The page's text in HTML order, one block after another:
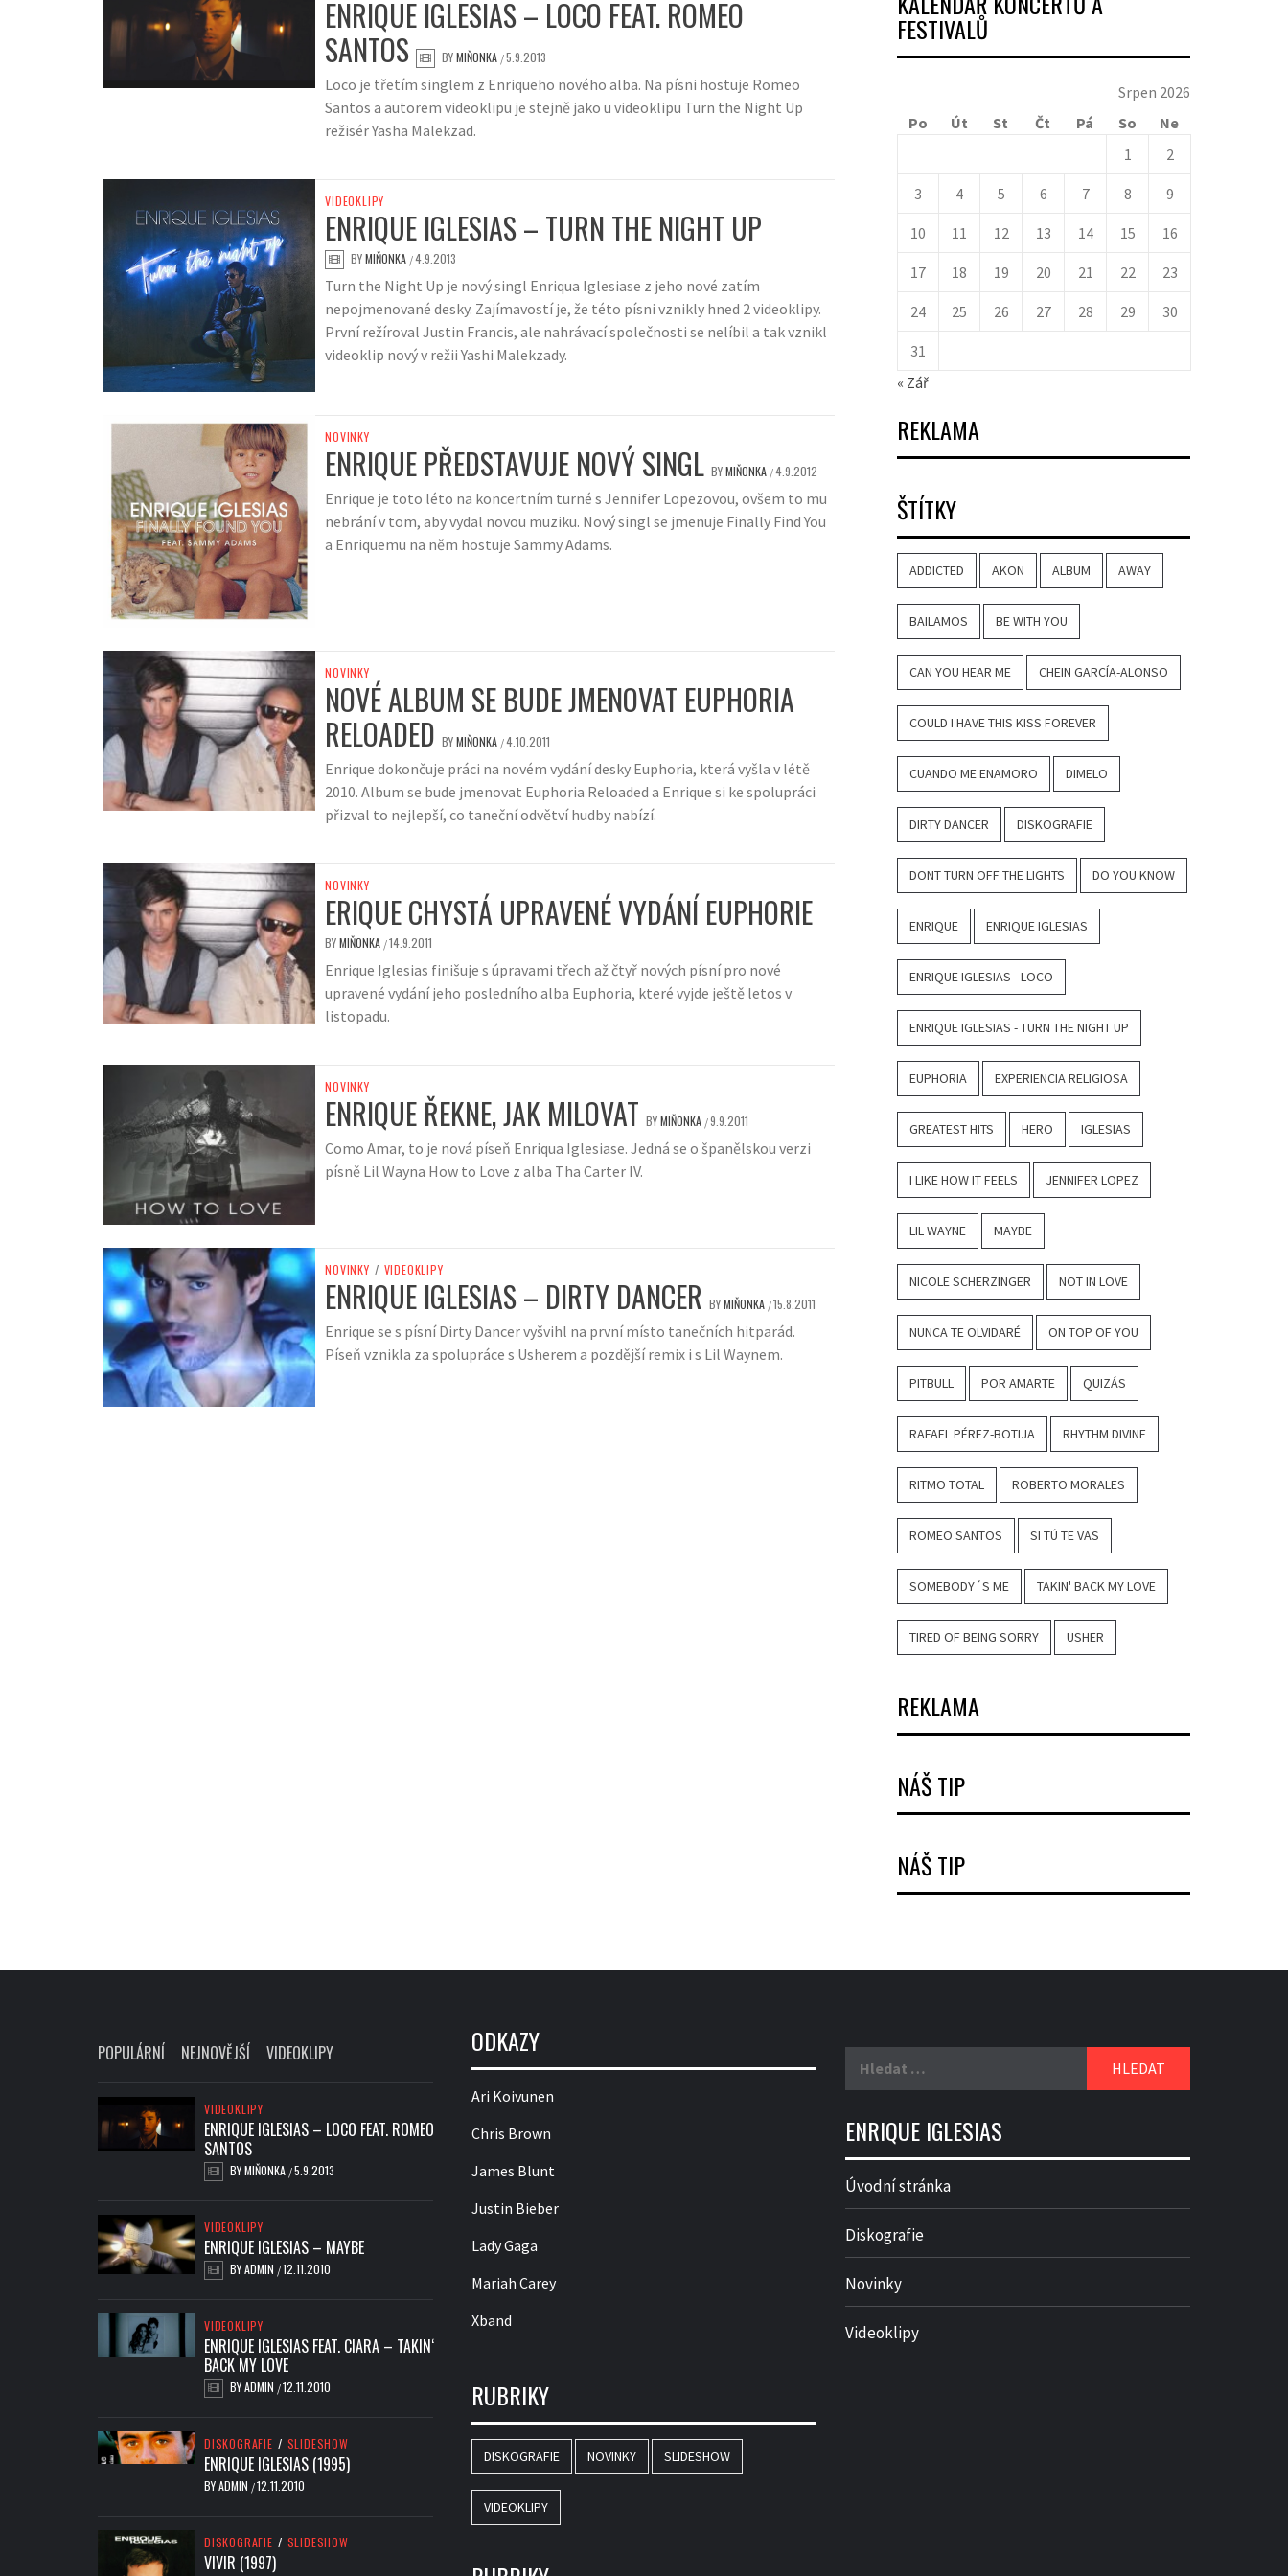
ENRIQUE IGLESIAS – LOCO FEAT. ROMEO
SANTOS
BYMIŇONKA /5.9.2013
Loco je třetím singlem z Enriqueho nového alba. Na písni hostuje Romeo
Santos a autorem videoklipu je stejně jako u videoklipu Turn the Night Up
režisér Yasha Malekzad.
VIDEOKLIPY
ENRIQUE IGLESIAS – TURN THE NIGHT UP
BYMIŇONKA /4.9.2013
Turn the Night Up je nový singl Enriqua Iglesiase z jeho nové zatím
nepojmenované desky. Zajímavostí je, že této písni vznikly hned 2 videoklipy.
První režíroval Justin Francis, ale nahrávací společnosti se nelíbil a tak vznikl
videoklip nový v režii Yashi Malekzady.
NOVINKY
ENRIQUE PŘEDSTAVUJE NOVÝ SINGL BYMIŇONKA /4.9.2012
Enrique je toto léto na koncertním turné s Jennifer Lopezovou, ovšem to mu
nebrání v tom, aby vydal novou muziku. Nový singl se jmenuje Finally Find You
a Enriquemu na něm hostuje Sammy Adams.
NOVINKY
NOVÉ ALBUM SE BUDE JMENOVAT EUPHORIA
RELOADED BYMIŇONKA /4.10.2011
Enrique dokončuje práci na novém vydání desky Euphoria, která vyšla v létě
2010. Album se bude jmenovat Euphoria Reloaded a Enrique si ke spolupráci
přizval to nejlepší, co taneční odvětví hudby nabízí.
NOVINKY
ERIQUE CHYSTÁ UPRAVENÉ VYDÁNÍ EUPHORIE
BYMIŇONKA /14.9.2011
Enrique Iglesias finišuje s úpravami třech až čtyř nových písní pro nové
upravené vydání jeho posledního alba Euphoria, které vyjde ještě letos v
listopadu.
NOVINKY
ENRIQUE ŘEKNE, JAK MILOVAT BYMIŇONKA /9.9.2011
Como Amar, to je nová píseň Enriqua Iglesiase. Jedná se o španělskou verzi
písně Lil Wayna How to Love z alba Tha Carter IV.
NOVINKY / VIDEOKLIPY
ENRIQUE IGLESIAS – DIRTY DANCER BYMIŇONKA /15.8.2011
Enrique se s písní Dirty Dancer vyšvihl na první místo tanečních hitparád.
Píseň vznikla za spolupráce s Usherem a pozdější remix i s Lil Waynem.
FESTIVALŮ
Srpen 2026
Po
Út St Čt Pá So
Ne
1
2
3 4 5 6 7 8 9
10 11 12 13 14 15 16
17 18 19 20 21 22 23
24 25 26 27 28 29 30
31
« Zář
REKLAMA
ŠTÍTKY
ADDICTED AKON ALBUM AWAY
BAILAMOS BE WITH YOU
CAN YOU HEAR ME CHEIN GARCÍA-ALONSO
COULD I HAVE THIS KISS FOREVER
CUANDO ME ENAMORO DIMELO
DIRTY DANCER DISKOGRAFIE
DONT TURN OFF THE LIGHTS DO YOU KNOW
ENRIQUE ENRIQUE IGLESIAS
ENRIQUE IGLESIAS - LOCO
ENRIQUE IGLESIAS - TURN THE NIGHT UP
EUPHORIA EXPERIENCIA RELIGIOSA
GREATEST HITS HERO IGLESIAS
I LIKE HOW IT FEELS JENNIFER LOPEZ
LIL WAYNE MAYBE
NICOLE SCHERZINGER NOT IN LOVE
NUNCA TE OLVIDARÉ ON TOP OF YOU
PITBULL POR AMARTE QUIZÁS
RAFAEL PÉREZ-BOTIJA RHYTHM DIVINE
RITMO TOTAL ROBERTO MORALES
ROMEO SANTOS SI TÚ TE VAS
SOMEBODY´S ME TAKIN' BACK MY LOVE
TIRED OF BEING SORRY USHER
REKLAMA
NÁŠ TIP
NÁŠ TIP
POPULÁRNÍ NEJNOVĚJŠÍ VIDEOKLIPY
VIDEOKLIPY
ENRIQUE IGLESIAS – LOCO FEAT. ROMEO
SANTOS
BYMIŇONKA /5.9.2013
VIDEOKLIPY
ENRIQUE IGLESIAS – MAYBE
BYADMIN /12.11.2010
VIDEOKLIPY
ENRIQUE IGLESIAS FEAT. CIARA – TAKIN‘
BACK MY LOVE
BYADMIN /12.11.2010
DISKOGRAFIE / SLIDESHOW
ENRIQUE IGLESIAS (1995)
BYADMIN /12.11.2010
DISKOGRAFIE / SLIDESHOW
VIVIR (1997)
ODKAZY
Ari Koivunen
Chris Brown
James Blunt
Justin Bieber
Lady Gaga
Mariah Carey
Xband
RUBRIKY
DISKOGRAFIE NOVINKY SLIDESHOW
VIDEOKLIPY
ENRIQUE IGLESIAS
Úvodní stránka
Diskografie
Novinky
Videoklipy